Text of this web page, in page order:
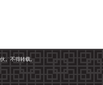
。不得转载。